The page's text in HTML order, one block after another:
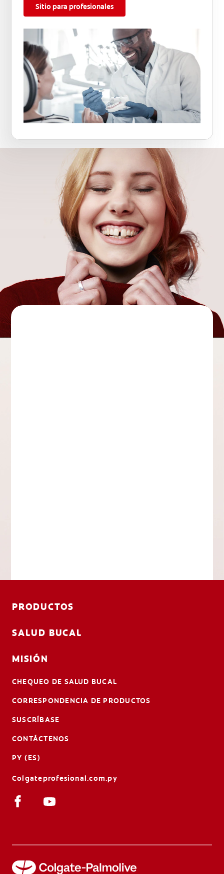
Sitio para profesionales
PRODUCTOS
SALUD BUCAL
MISIÓN
CHEQUEO DE SALUD BUCAL
CORRESPONDENCIA DE PRODUCTOS
SUSCRÍBASE
CONTÁCTENOS
PY (ES)
Colgateprofesional.com.py